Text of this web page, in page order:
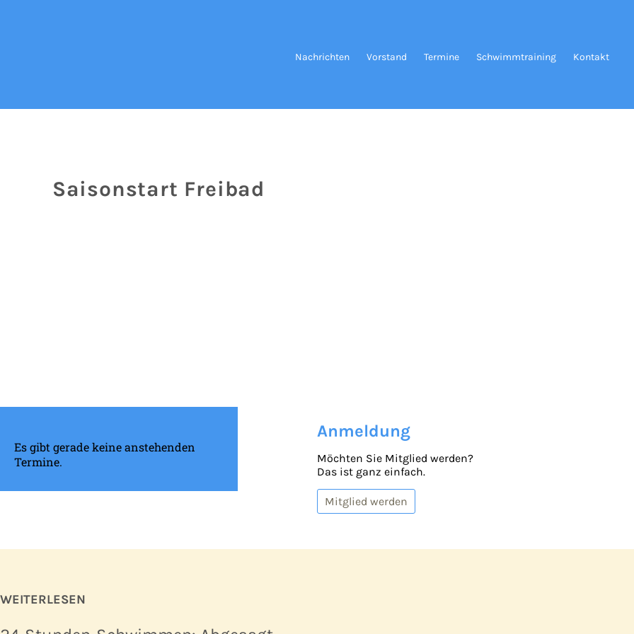
Nachrichten Vorstand Termine Schwimmtraining Kontakt
Saisonstart Freibad
Es gibt gerade keine anstehenden
Termine.
Anmeldung
Möchten Sie Mitglied werden?
Das ist ganz einfach.
Mitglied werden
WEITERLESEN